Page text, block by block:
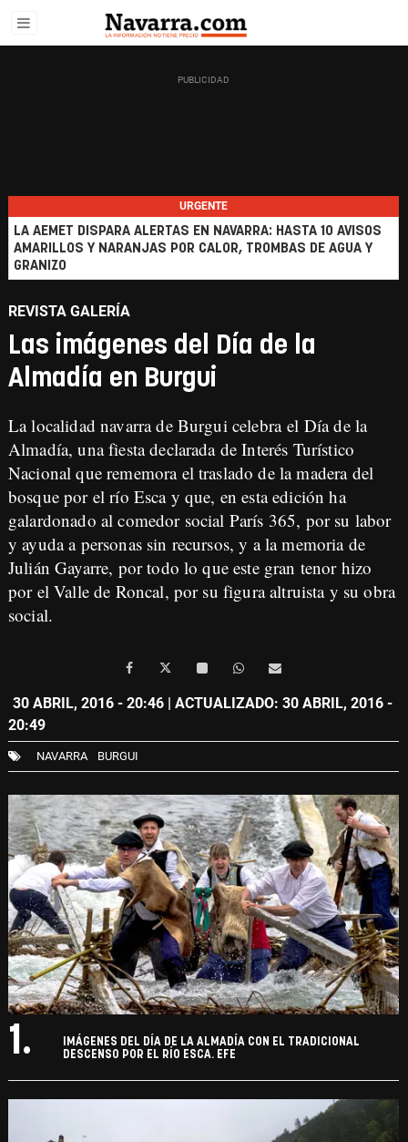
URGENTE
LA AEMET DISPARA ALERTAS EN NAVARRA: HASTA 10 AVISOS
AMARILLOS Y NARANJAS POR CALOR, TROMBAS DE AGUA Y
GRANIZO
REVISTA GALERÍA
Las imágenes del Día de la
Almadía en Burgui
La localidad navarra de Burgui celebra el Día de la
Almadía, una fiesta declarada de Interés Turístico
Nacional que rememora el traslado de la madera del
bosque por el río Esca y que, en esta edición ha
galardonado al comedor social París 365, por su labor
y ayuda a personas sin recursos, y a la memoria de
Julián Gayarre, por todo lo que este gran tenor hizo
por el Valle de Roncal, por su figura altruista y su obra
social.
30 ABRIL, 2016 - 20:46 | ACTUALIZADO: 30 ABRIL, 2016 -
20:49
NAVARRA BURGUI
1.
IMÁGENES DEL DÍA DE LA ALMADÍA CON EL TRADICIONAL
DESCENSO POR EL RÍO ESCA. EFE